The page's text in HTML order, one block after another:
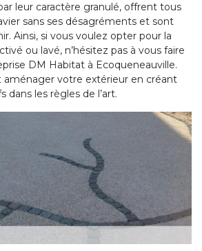
leur caractère granulé, offrent tous
sans ses désagréments et sont
Ainsi, si vous voulez opter pour la
ou lavé, n’hésitez pas à vous faire
DM Habitat à Ecoqueneauville.
aménager votre extérieur en créant
dans les règles de l’art.